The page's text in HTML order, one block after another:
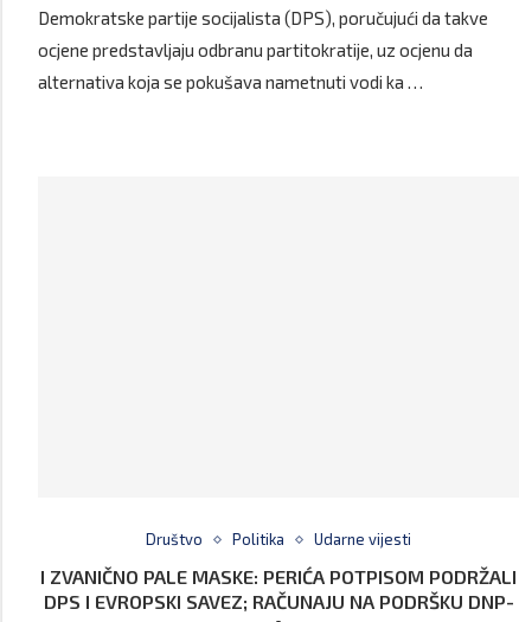
Demokratske partije socijalista (DPS), poručujući da takve
ocjene predstavljaju odbranu partitokratije, uz ocjenu da
alternativa koja se pokušava nametnuti vodi ka …
Društvo Politika Udarne vijesti
I ZVANIČNO PALE MASKE: PERIĆA POTPISOM PODRŽALI
DPS I EVROPSKI SAVEZ; RAČUNAJU NA PODRŠKU DNP-